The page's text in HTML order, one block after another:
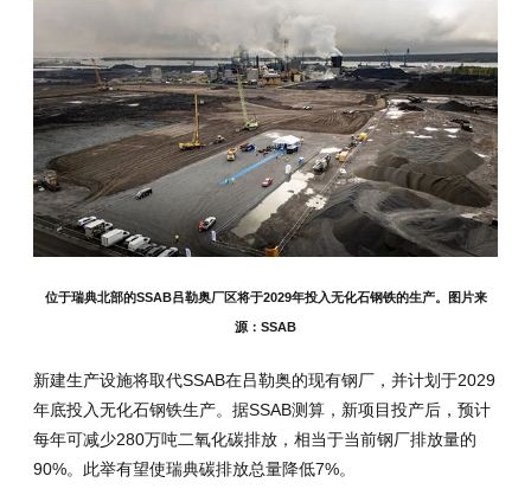
位于瑞典北部的SSAB吕勒奥厂区将于2029年投入无化石钢铁的生产。图片来
源：SSAB
新建生产设施将取代SSAB在吕勒奥的现有钢厂，并计划于2029
年底投入无化石钢铁生产。据SSAB测算，新项目投产后，预计
每年可减少280万吨二氧化碳排放，相当于当前钢厂排放量的
90%。此举有望使瑞典碳排放总量降低7%。